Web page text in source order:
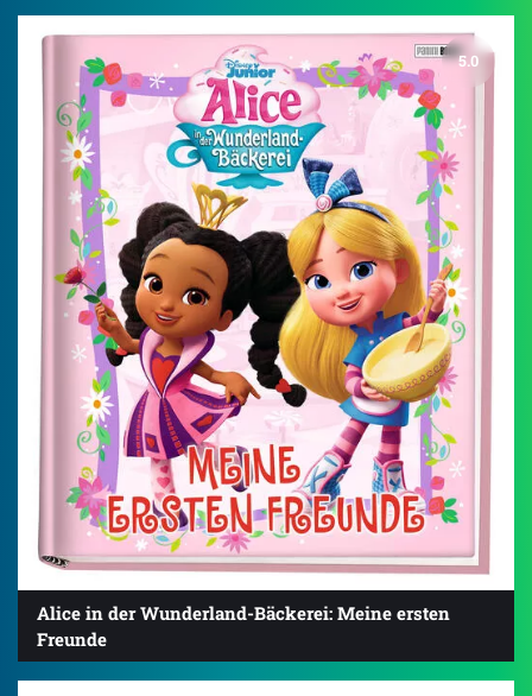
5.0
Alice in der Wunderland-Bäckerei: Meine ersten
Freunde